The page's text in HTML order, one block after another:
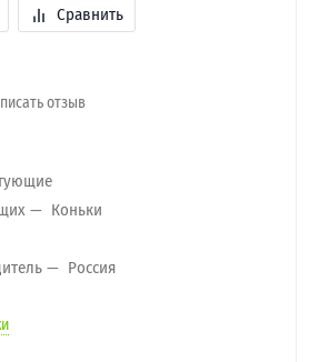
Сравнить
отзыв
Коньки
Россия